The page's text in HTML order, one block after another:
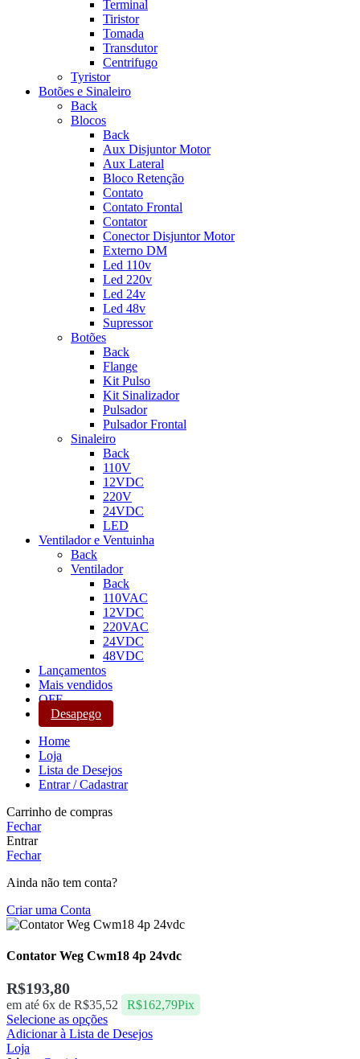
Terminal
Tiristor
Tomada
Transdutor
Centrifugo
Tyristor
Botões e Sinaleiro
Back
Blocos
Back
Aux Disjuntor Motor
Aux Lateral
Bloco Retenção
Contato
Contato Frontal
Contator
Conector Disjuntor Motor
Externo DM
Led 110v
Led 220v
Led 24v
Led 48v
Supressor
Botões
Back
Flange
Kit Pulso
Kit Sinalizador
Pulsador
Pulsador Frontal
Sinaleiro
Back
110V
12VDC
220V
24VDC
LED
Ventilador e Ventuinha
Back
Ventilador
Back
110VAC
12VDC
220VAC
24VDC
48VDC
Lançamentos
Mais vendidos
OFF
Desapego
Home
Loja
Lista de Desejos
Entrar / Cadastrar
Carrinho de compras
Fechar
Entrar
Fechar
Ainda não tem conta?
Criar uma Conta
Contator Weg Cwm18 4p 24vdc
R$193,80
em até 6x de R$35,52 R$162,79Pix
Selecione as opções
Adicionar à Lista de Desejos
Loja